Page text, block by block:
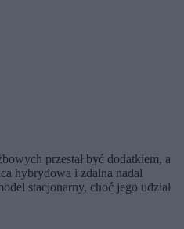
przestał być dodatkiem, a
hybrydowa i zdalna nadal
stacjonarny, choć jego udział